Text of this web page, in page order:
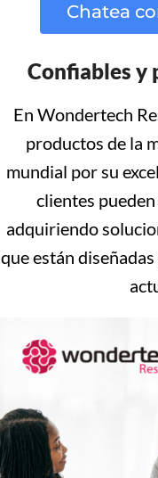
Chatea
Confiables y
En Wondertech
productos de la
mundial por su
clientes
adquiriendo
que están